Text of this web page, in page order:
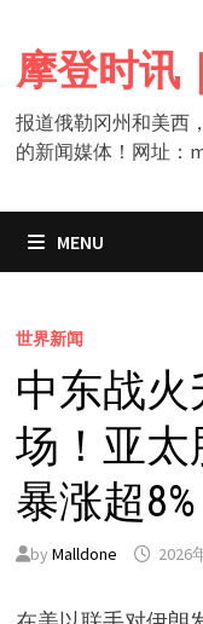
content
摩登时讯
报道俄勒冈州和美西
的新闻媒体！网址：
MENU
世界新闻
中东战
场！亚太
暴涨超8%
by Malldone 2026